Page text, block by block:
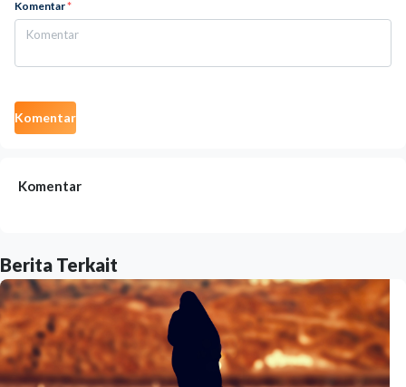
Komentar*
Komentar
Komentar
Berita Terkait